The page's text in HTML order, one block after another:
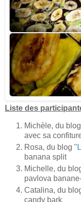
Liste des
Michèle, du
avec sa
Rosa, du blog "
banana split
Michelle, du
pavlova
Catalina, du
candy bark